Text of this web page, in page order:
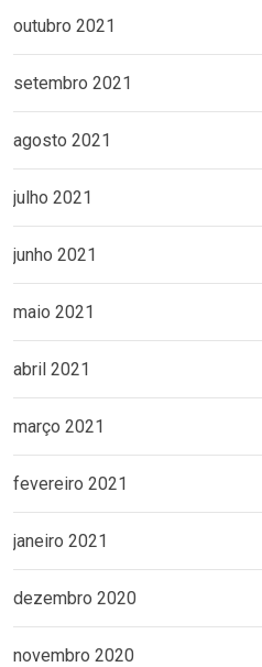
outubro 2021
setembro 2021
agosto 2021
julho 2021
junho 2021
maio 2021
abril 2021
março 2021
fevereiro 2021
janeiro 2021
dezembro 2020
novembro 2020